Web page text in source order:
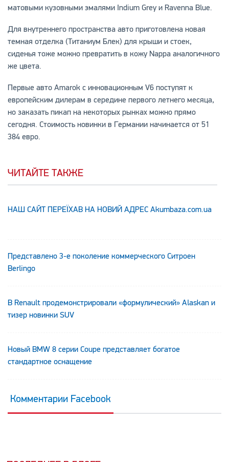
матовыми кузовными эмалями Indium Grey и Ravenna Blue.
Для внутреннего пространства авто приготовлена новая
темная отделка (Титаниум Блек) для крыши и стоек,
сиденья тоже можно превратить в кожу Nappa аналогичного
же цвета.
Первые авто Amarok с инновационным V6 поступят к
европейским дилерам в середине первого летнего месяца,
но заказать пикап на некоторых рынках можно прямо
сегодня. Стоимость новинки в Германии начинается от 51
384 евро.
ЧИТАЙТЕ ТАКЖЕ
НАШ САЙТ ПЕРЕЇХАВ НА НОВИЙ АДРЕС Аkumbaza.com.ua
Представлено 3-е поколение коммерческого Ситроен
Berlingo
В Renault продемонстрировали «формулический» Alaskan и
тизер новинки SUV
Новый BMW 8 серии Coupe представляет богатое
стандартное оснащение
Комментарии Facebook